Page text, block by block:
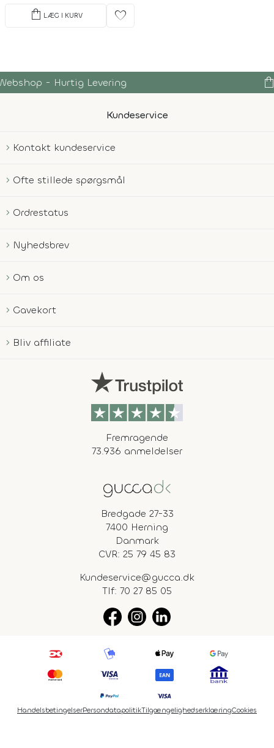
shopping_bag LÆG I KURV favorite
shopping_bagOver 150.000 Produkter
Kundeservice
Kontakt kundeservice
Ofte stillede spørgsmål
Ordrestatus
Nyhedsbrev
Om os
Gavekort
Bliv affiliate
Fremragende
73.936 anmeldelser
Bredgade 27-33
7400 Herning
Danmark
CVR: 25 79 45 83
Kundeservice@gucca.dk
Tlf: 70 27 85 05
HandelsbetingelserPersondatapolitikTilgængelighedserklæringCookies